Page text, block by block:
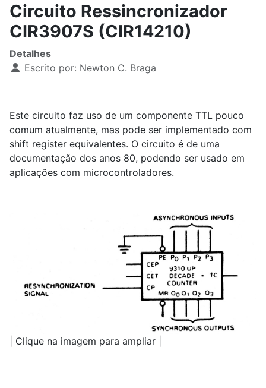
Circuito Ressincronizador
CIR3907S (CIR14210)
Detalhes
Escrito por: Newton C. Braga
Este circuito faz uso de um componente TTL pouco
comum atualmente, mas pode ser implementado com
shift register equivalentes. O circuito é de uma
documentação dos anos 80, podendo ser usado em
aplicações com microcontroladores.
| Clique na imagem para ampliar |